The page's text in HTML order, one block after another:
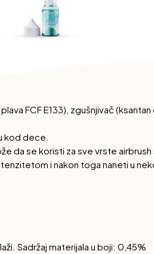
FCF E133), zgušnjivač
kod dece.
da se koristi za sve vrste
i nakon toga naneti u
Sadržaj materijala u boji: 0,45%